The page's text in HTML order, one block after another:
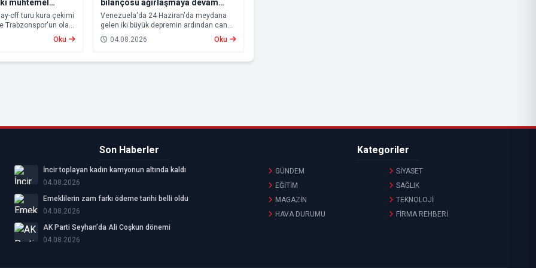
muhtemel
off turu kura çekimi
Trabzonspor'un olası
kupalarında
Beşiktaş ve
karşı karşıya
Oku
bilançosu ağırlaşmaya devam
ediyor
Venezuela'da 24 Haziran'da meydana
gelen iki büyük depremin ardından can
kaybı artmaya devam ediyor.
04.08.2026 Oku
Son Haberler
İncir toplayan kadın kamyonun altında kaldı
04.08.2026
Emeklilerin zam farkı ödeme tarihi belli oldu
04.08.2026
AK Parti Seyhan’da Ali Coşkun dönemi
04.08.2026
Kategoriler
GÜNDEM
SİYASET
EĞİTİM
SAĞLIK
MAGAZİN
TEKNOLOJİ
HAVA DURUMU
FİRMA REHBERİ